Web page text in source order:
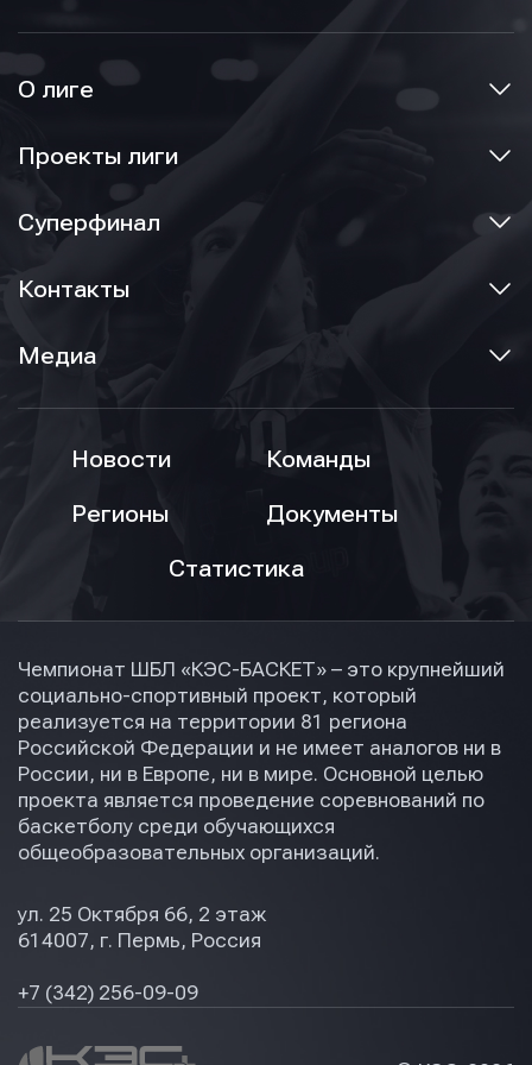
О лиге
Проекты лиги
Суперфинал
Контакты
Медиа
Новости
Команды
Регионы
Документы
Статистика
Чемпионат ШБЛ «КЭС-БАСКЕТ» – это крупнейший
социально-спортивный проект, который
реализуется на территории 81 региона
Российской Федерации и не имеет аналогов ни в
России, ни в Европе, ни в мире. Основной целью
проекта является проведение соревнований по
баскетболу среди обучающихся
общеобразовательных организаций.
ул. 25 Октября 66, 2 этаж
614007, г. Пермь, Россия
+7 (342) 256-09-09